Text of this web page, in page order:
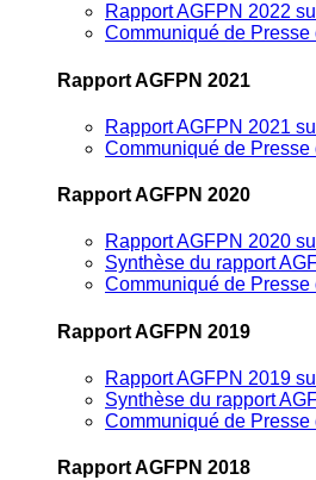
Rapport AGFPN 2022
Communiqué de Presse
Rapport AGFPN 2021
Rapport AGFPN 2021
Communiqué de Presse
Rapport AGFPN 2020
Rapport AGFPN 2020
Synthèse du rapport
Communiqué de Presse
Rapport AGFPN 2019
Rapport AGFPN 2019
Synthèse du rapport
Communiqué de Presse
Rapport AGFPN 2018